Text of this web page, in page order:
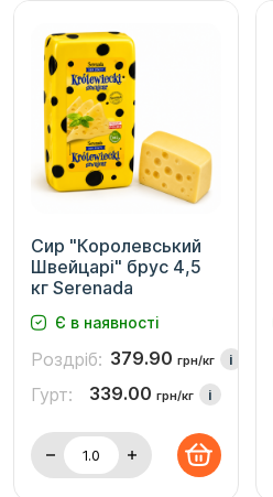
Сир "Королевський
Швейцарi" брус 4,5
кг Serenada
Є в наявності
Роздріб: 379.90 грн/кг i
Гурт: 339.00 грн/кг i